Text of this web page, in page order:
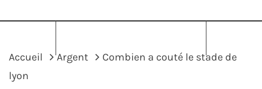
Accueil Argent
Combien a couté le stade de
lyon